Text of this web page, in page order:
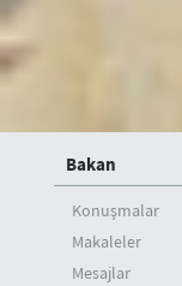
Bakan
Konuşmalar
Makaleler
Mesajlar